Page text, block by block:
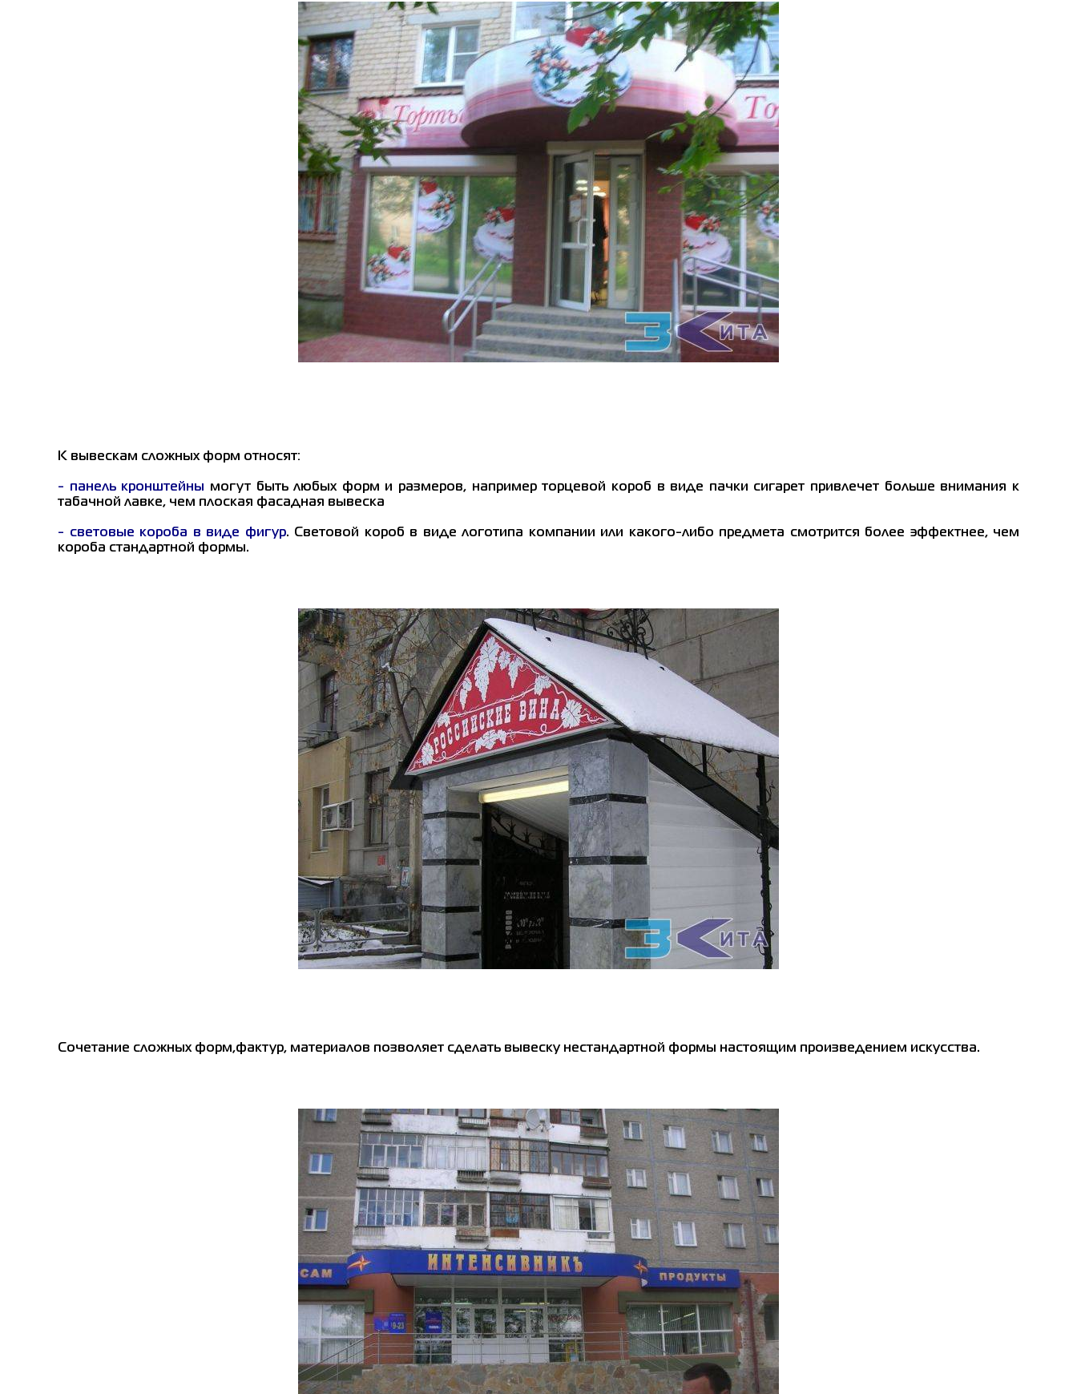
К вывескам сложных форм относят:
- панель кронштейны могут быть любых форм и размеров, например торцевой короб в виде пачки сигарет привлечет больше внимания к
табачной лавке, чем плоская фасадная вывеска
- световые короба в виде фигур. Световой короб в виде логотипа компании или какого-либо предмета смотрится более эффектнее, чем
короба стандартной формы.
Сочетание сложных форм,фактур, материалов позволяет сделать вывеску нестандартной формы настоящим произведением искусства.